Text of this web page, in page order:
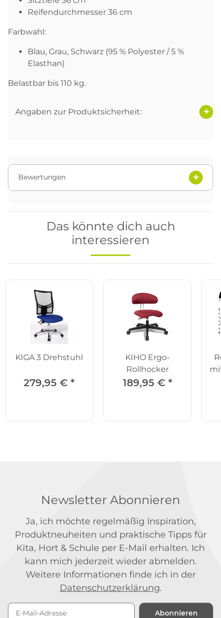
Reifendurchmesser 36 cm
Farbwahl:
Blau, Grau, Schwarz (95 % Polyester / 5 %
Elasthan)
Belastbar bis 110 kg.
Angaben zur Produktsicherheit:
Bewertungen
Das könnte dich auch
interessieren
KIGA 3 Drehstuhl
279,95 € *
KIHO Ergo-
Rollhocker
189,95 € *
Newsletter Abonnieren
Ja, ich möchte regelmäßig Inspiration,
Produktneuheiten und praktische Tipps für
Kita, Hort & Schule per E-Mail erhalten. Ich
kann mich jederzeit wieder abmelden.
Weitere Informationen finde ich in der
Datenschutzerklärung.
Abonnieren